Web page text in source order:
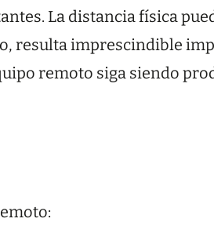
La distancia física
resulta imprescindible
remoto siga siendo